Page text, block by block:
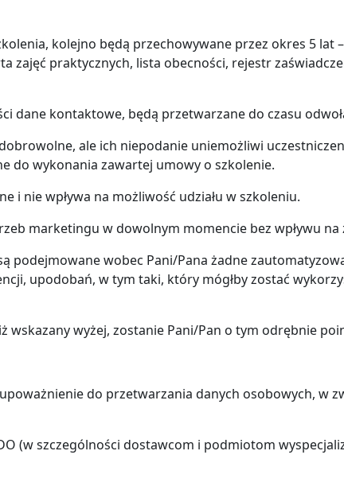
kolejno będą przechowywane przez okres 5 lat
zajęć praktycznych, lista obecności, rejestr
kontaktowe, będą przetwarzane do czasu
ale ich niepodanie uniemożliwi
do wykonania zawartej umowy o szkolenie.
nie wpływa na możliwość udziału w szkoleniu.
marketingu w dowolnym momencie bez wpływu
podejmowane wobec Pani/Pana żadne
upodobań, w tym taki, który mógłby zostać
wskazany wyżej, zostanie Pani/Pan o tym odrębnie
do przetwarzania danych osobowych, w
(w szczególności dostawcom i podmiotom